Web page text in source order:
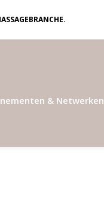
& Netwerken